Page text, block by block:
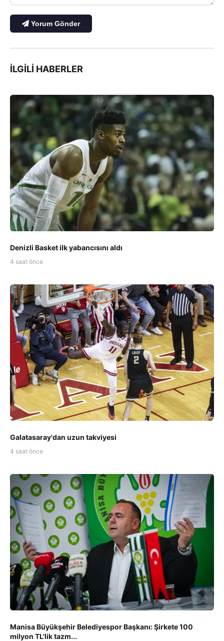
Yorum Gönder
İLGILI HABERLER
Denizli Basket ilk yabancısını aldı
4 saat önce
Galatasaray'dan uzun takviyesi
4 saat önce
Manisa Büyükşehir Belediyespor Başkanı: Şirkete 100
milyon TL'lik tazm...